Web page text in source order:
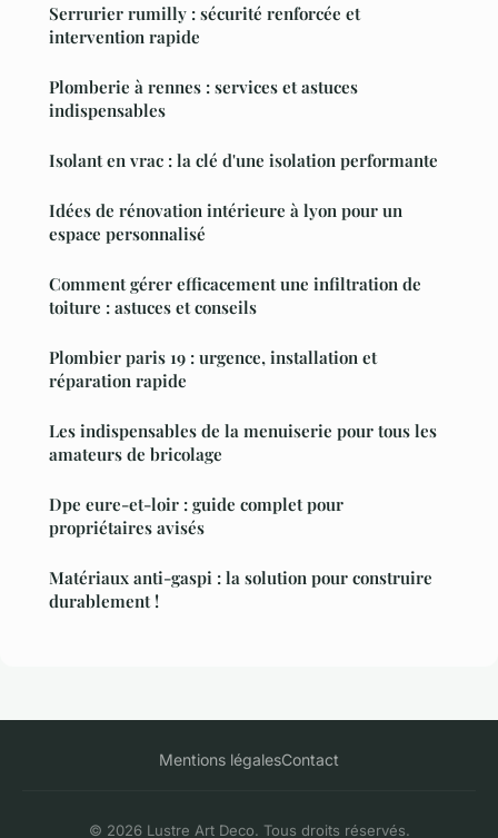
Serrurier rumilly : sécurité renforcée et
intervention rapide
Plomberie à rennes : services et astuces
indispensables
Isolant en vrac : la clé d'une isolation performante
Idées de rénovation intérieure à lyon pour un
espace personnalisé
Comment gérer efficacement une infiltration de
toiture : astuces et conseils
Plombier paris 19 : urgence, installation et
réparation rapide
Les indispensables de la menuiserie pour tous les
amateurs de bricolage
Dpe eure-et-loir : guide complet pour
propriétaires avisés
Matériaux anti-gaspi : la solution pour construire
durablement !
Mentions légalesContact
© 2026 Lustre Art Deco. Tous droits réservés.